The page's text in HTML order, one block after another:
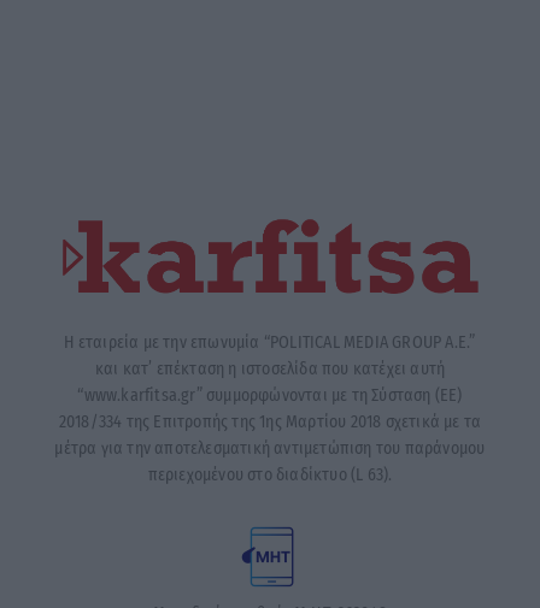
Η εταιρεία με την επωνυμία “POLITICAL MEDIA GROUP A.E.”
και κατ’ επέκταση η ιστοσελίδα που κατέχει αυτή
“www.karfitsa.gr” συμμορφώνονται με τη Σύσταση (ΕΕ)
2018/334 της Επιτροπής της 1ης Μαρτίου 2018 σχετικά με τα
μέτρα για την αποτελεσματική αντιμετώπιση του παράνομου
περιεχομένου στο διαδίκτυο (L 63).